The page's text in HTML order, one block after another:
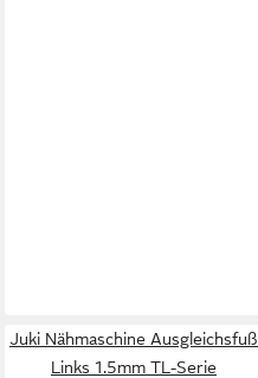
Juki Nähmaschine Ausgleichsfuß
Links 1.5mm TL-Serie